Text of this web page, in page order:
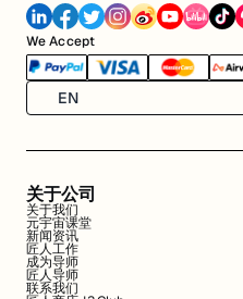
We Accept
EN
关于公司
关于我们
元宇宙课堂
新闻资讯
匠人工作
成为导师
匠人导师
联系我们